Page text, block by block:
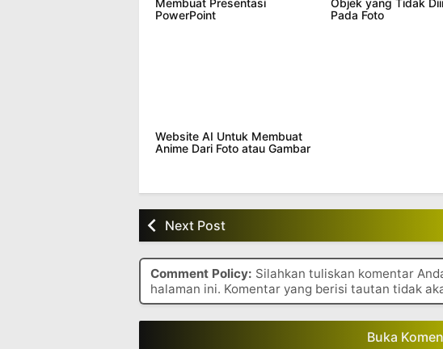
Membuat Presentasi
PowerPoint
Objek yang Tidak
Pada Foto
Website AI Untuk Membuat
Anime Dari Foto atau Gambar
Next Post
Comment Policy: Silahkan tuliskan komentar
halaman ini. Komentar yang berisi tautan tidak
Buka